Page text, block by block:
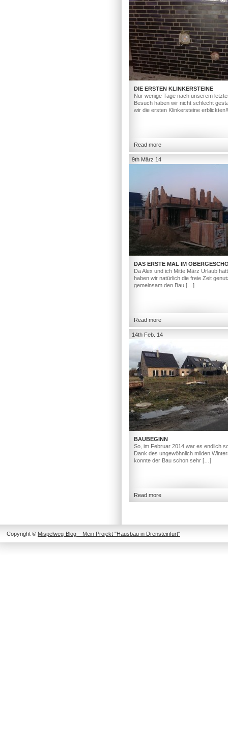
DIE ERSTEN KLINKERSTEINE
Nur wenige Tage nach unserem
Besuch haben wir nicht schlecht
wir die ersten Klinkersteine
Read more
9th März 14
DAS ERSTE MAL IM
Da Alex und ich Mitte März Urlaub
haben wir natürlich die freie Zeit
gemeinsam den Bau […]
Read more
14th Feb. 14
BAUBEGINN
So, im Februar 2014 war es endlich
Dank des ungewöhnlich milden
konnte der Bau schon sehr […]
Read more
Copyright © Mispelweg-Blog – Mein Projekt "Hausbau in Drensteinfurt"